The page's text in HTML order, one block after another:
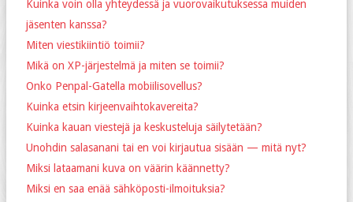
Kuinka voin olla yhteydessä ja vuorovaikutuksessa muiden
jäsenten kanssa?
Miten viestikiintiö toimii?
Mikä on XP-järjestelmä ja miten se toimii?
Onko Penpal-Gatella mobiilisovellus?
Kuinka etsin kirjeenvaihtokavereita?
Kuinka kauan viestejä ja keskusteluja säilytetään?
Unohdin salasanani tai en voi kirjautua sisään — mitä nyt?
Miksi lataamani kuva on väärin käännetty?
Miksi en saa enää sähköposti-ilmoituksia?